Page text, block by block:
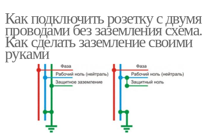
Как подключить розетку с двумя
проводами без заземления схема.
Как сделать заземление своими
руками